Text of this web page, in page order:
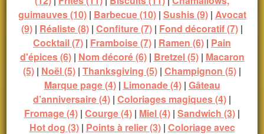
guimauves (10)| Barbecue (10)| Sushis (9)| Avocat
(9) | Réaliste (8) | Confiture (7) | Fond décoratif (7) |
Cocktail (7) | Framboise (7) | Ramen (6) | Pain
d'épices (6)| Nom décoré (6)| Bretzel (5)| Macaron
(5) | Noël (5) | Thanksgiving (5) | Champignon (5) |
Marque page (4)| Limonade (4)| Gâteau
d’anniversaire (4) | Coloriages magiques (4) |
Fromage (4) | Courge (4) | Miel (4) | Sandwich (3) |
Hot dog (3)| Points à relier (3)| Coloriage avec